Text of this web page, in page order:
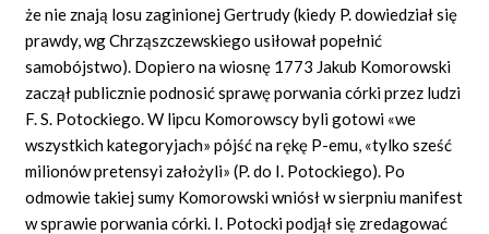
że nie znają losu zaginionej Gertrudy (kiedy P. dowiedział się
prawdy, wg Chrząszczewskiego usiłował popełnić
samobójstwo). Dopiero na wiosnę 1773 Jakub Komorowski
zaczął publicznie podnosić sprawę porwania córki przez ludzi
F. S. Potockiego. W lipcu Komorowscy byli gotowi «we
wszystkich kategoryjach» pójść na rękę P-emu, «tylko sześć
milionów pretensyi założyli» (P. do I. Potockiego). Po
odmowie takiej sumy Komorowski wniósł w sierpniu manifest
w sprawie porwania córki. I. Potocki podjął się zredagować